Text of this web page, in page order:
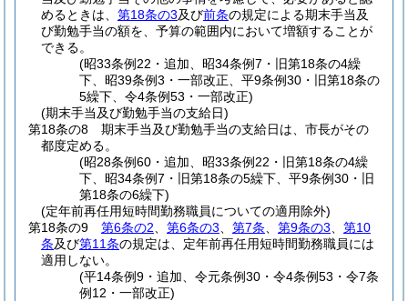
めるときは、 第18条の3及び前条の規定による期末手当及
び勤勉手当の額を、予算の範囲内において増額することが
できる。
(昭33条例22・追加、昭34条例7・旧第18条の4繰
下、昭39条例3・一部改正、平9条例30・旧第18条の
5繰下、令4条例53・一部改正)
(期末手当及び勤勉手当の支給日)
第18条の8
期末手当及び勤勉手当の支給日は、市長がその
都度定める。
(昭28条例60・追加、昭33条例22・旧第18条の4繰
下、昭34条例7・旧第18条の5繰下、平9条例30・旧
第18条の6繰下)
(定年前再任用短時間勤務職員についての適用除外)
第18条の9
第6条の2 第6条の3 第7条 第9条の3
第10
条及び第11条の規定は、定年前再任用短時間勤務職員には
適用しない。
(平14条例9・追加、令元条例30・令4条例53・令7条
例12・一部改正)